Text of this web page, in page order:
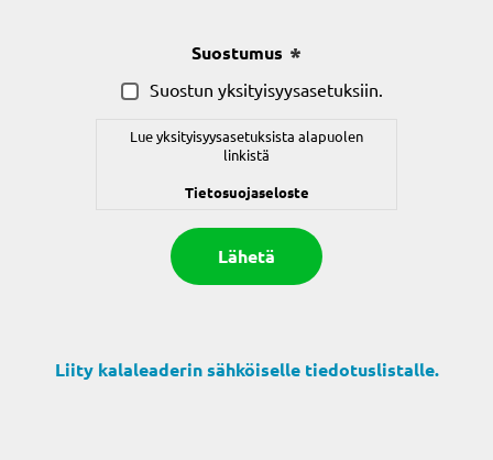
Suostumus
Suostun yksityisyysasetuksiin.
Lue yksityisyysasetuksista alapuolen
linkistä
Tietosuojaseloste
Liity kalaleaderin sähköiselle tiedotuslistalle.